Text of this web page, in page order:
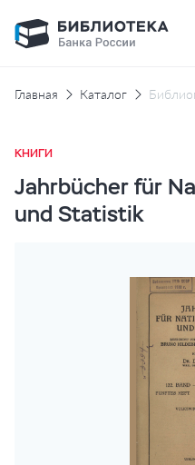
Главная Каталог
КНИГИ
Jahrbücher für
und Statistik